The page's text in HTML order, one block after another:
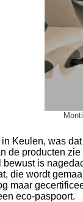
Keulen, was
de producten
is
die wordt
maar
eco-paspoort.